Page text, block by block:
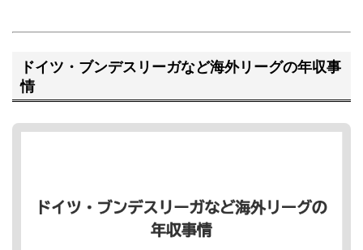
ドイツ・ブンデスリーガなど海外リーグの年収事
情